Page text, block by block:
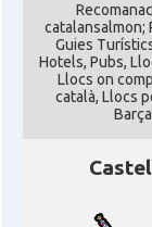
CAMON
CAMON
catalansalmon;
Guies
Hotels, Pubs,
Llocs on
català, Llocs
Barça